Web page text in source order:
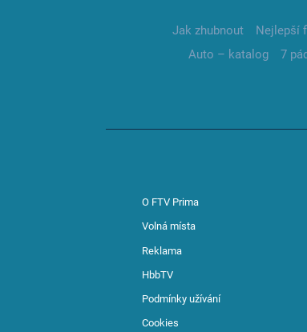
Jak zhubnout Nejlepší
Auto – katalog
7
O FTV Prima
Volná místa
Reklama
HbbTV
Podmínky užívání
Cookies